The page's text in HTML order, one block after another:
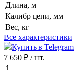
Длина, м
Калибр цепи, мм
Вес, кг
Все характеристики
Купить в Telegram
7 650 ₽ / шт.